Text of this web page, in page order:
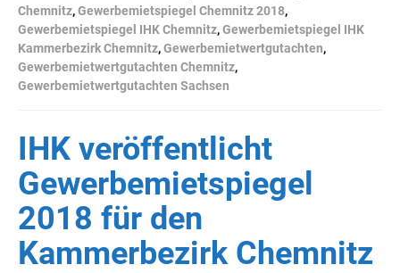
Chemnitz,Gewerbemietspiegel Chemnitz 2018,
Gewerbemietspiegel IHK Chemnitz,Gewerbemietspiegel IHK
Kammerbezirk Chemnitz,Gewerbemietwertgutachten,
Gewerbemietwertgutachten Chemnitz,
Gewerbemietwertgutachten Sachsen
IHK veröffentlicht
Gewerbemietspiegel
2018 für den
Kammerbezirk Chemnitz